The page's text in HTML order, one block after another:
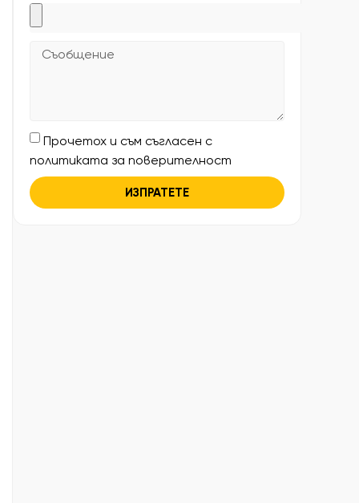
Прочетох и съм съгласен с
политиката за поверителност
ИЗПРАТЕТЕ